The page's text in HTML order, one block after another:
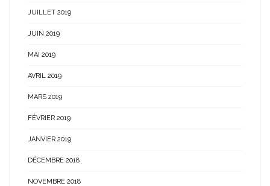
JUILLET 2019
JUIN 2019
MAI 2019
AVRIL 2019
MARS 2019
FÉVRIER 2019
JANVIER 2019
DÉCEMBRE 2018
NOVEMBRE 2018